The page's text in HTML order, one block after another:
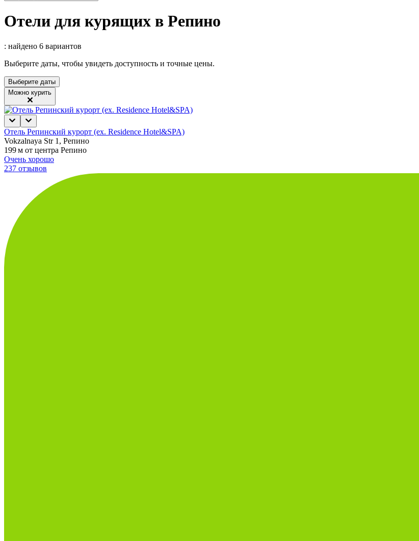
Отели для курящих в Репино
: найдено 6 вариантов
Выберите даты, чтобы увидеть доступность и точные цены.
Выберите даты
Можно курить
Отель Репинский курорт (ex. Residence Hotel&SPA)
Vokzalnaya Str 1, Репино
199 м от центра Репино
Очень хорошо
237 отзывов